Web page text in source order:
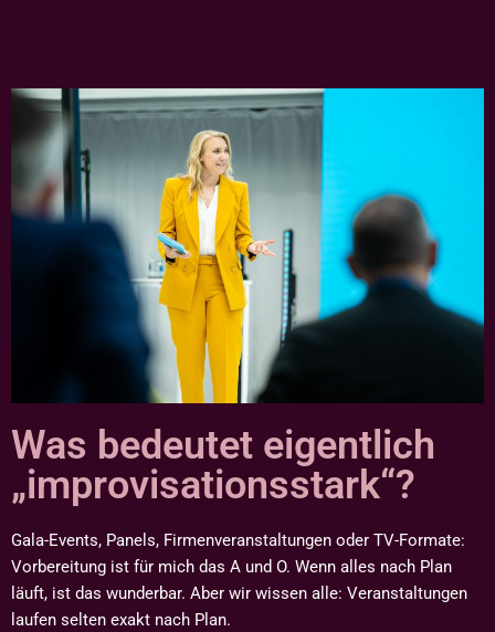
Was bedeutet eigentlich
„improvisationsstark“?
Gala-Events, Panels, Firmenveranstaltungen oder TV-Formate:
Vorbereitung ist für mich das A und O. Wenn alles nach Plan
läuft, ist das wunderbar. Aber wir wissen alle: Veranstaltungen
laufen selten exakt nach Plan.